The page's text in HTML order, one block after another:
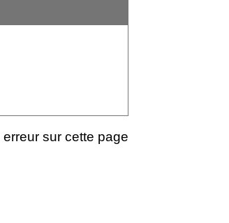
sur cette page